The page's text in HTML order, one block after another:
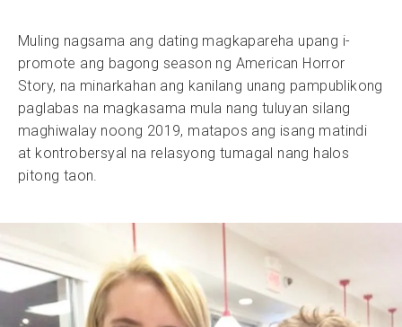
Muling nagsama ang dating magkapareha upang i-
promote ang bagong season ng American Horror
Story, na minarkahan ang kanilang unang pampublikong
paglabas na magkasama mula nang tuluyan silang
maghiwalay noong 2019, matapos ang isang matindi
at kontrobersyal na relasyong tumagal nang halos
pitong taon.